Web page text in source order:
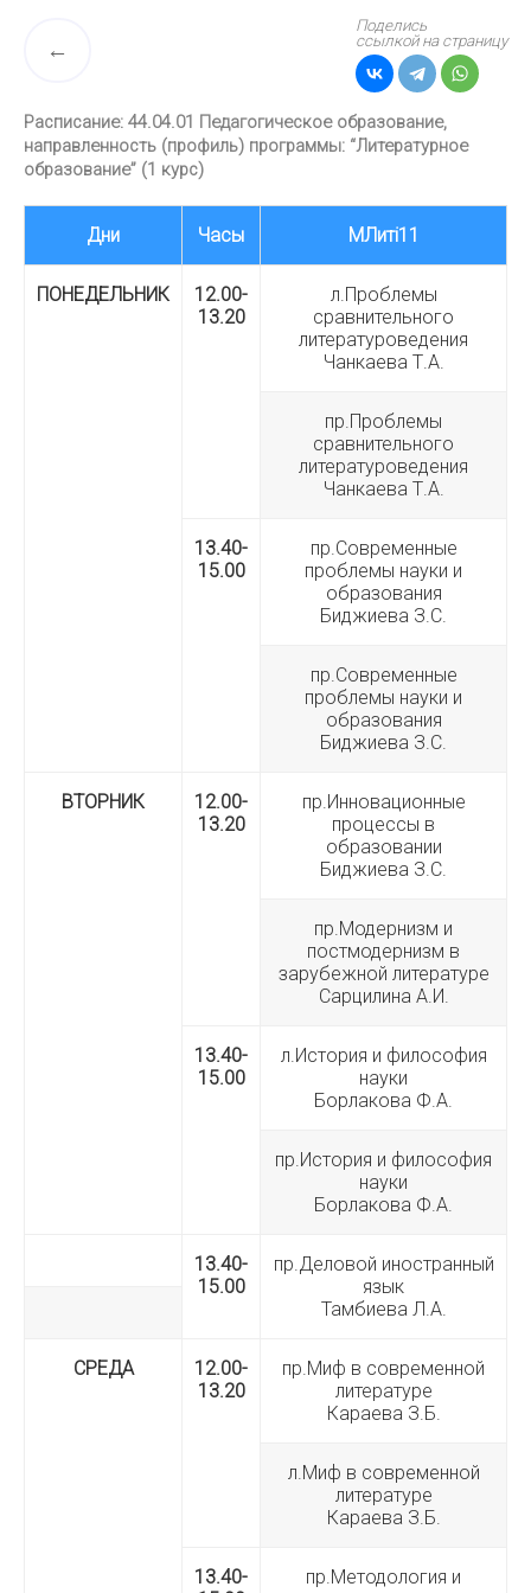
Поделись
ссылкой на страницу
Расписание: 44.04.01 Педагогическое образование,
направленность (профиль) программы: “Литературное
образование” (1 курс)
Дни Часы МЛитi11
ПОНЕДЕЛЬНИК
12.00-
13.20
л.Проблемы
сравнительного
литературоведения
Чанкаева Т.А.
пр.Проблемы
сравнительного
литературоведения
Чанкаева Т.А.
13.40-
15.00
пр.Современные
проблемы науки и
образования
Биджиева З.С.
пр.Современные
проблемы науки и
образования
Биджиева З.С.
ВТОРНИК
12.00-
13.20
пр.Инновационные
процессы в
образовании
Биджиева З.С.
пр.Модернизм и
постмодернизм в
зарубежной литературе
Сарцилина А.И.
13.40-
15.00
л.История и философия
науки
Борлакова Ф.А.
пр.История и философия
науки
Борлакова Ф.А.
13.40-
15.00
пр.Деловой иностранный
язык
Тамбиева Л.А.
СРЕДА
12.00-
13.20
пр.Миф в современной
литературе
Караева З.Б.
л.Миф в современной
литературе
Караева З.Б.
13.40-
пр.Методология и